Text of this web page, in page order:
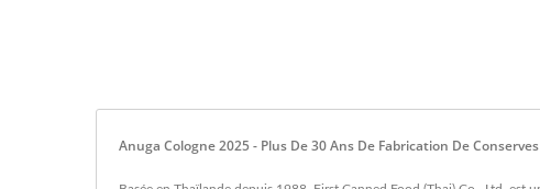
Anuga Cologne 2025 - Plus De 30 Ans De Fabrication De